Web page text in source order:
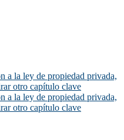
a la ley de propiedad privada,
otro capítulo clave
a la ley de propiedad privada,
otro capítulo clave